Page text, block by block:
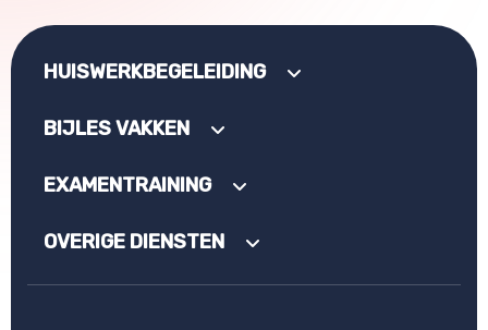
HUISWERKBEGELEIDING
BIJLES VAKKEN
EXAMENTRAINING
OVERIGE DIENSTEN